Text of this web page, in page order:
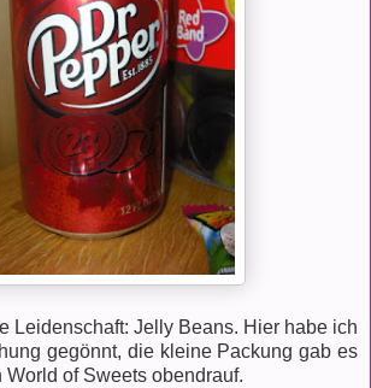
Leidenschaft: Jelly Beans. Hier habe ich
gegönnt, die kleine Packung gab es
World of Sweets obendrauf.